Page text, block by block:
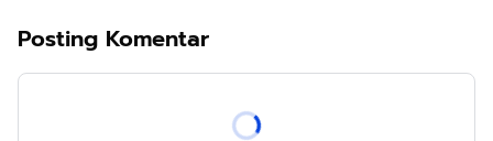
Posting Komentar